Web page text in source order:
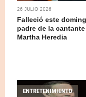
26 JULIO 2026
Falleció este
padre de la cantante
Martha Heredia
ENTRETENIMIENTO